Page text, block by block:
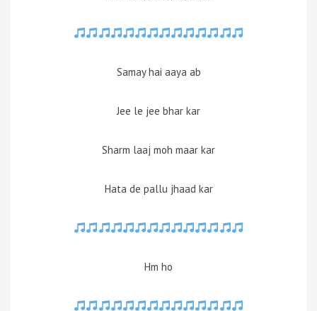
Samay hai aaya ab
Jee le jee bhar kar
Sharm laaj moh maar kar
Hata de pallu jhaad kar
Hm ho